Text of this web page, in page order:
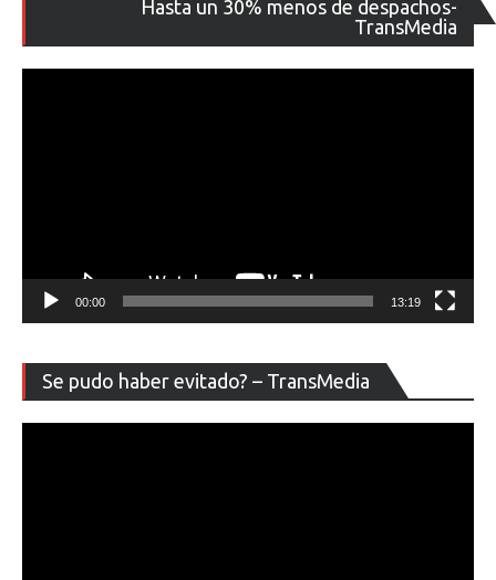
Hasta un 30% menos de despachos-
TransMedia
de
00:00 13:19
Se pudo haber evitado? – TransMedia
de